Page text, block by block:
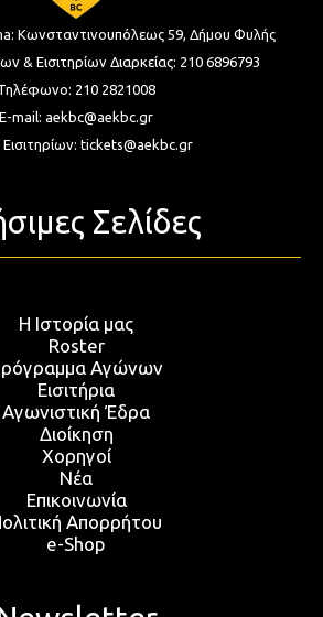
Κωνσταντινουπόλεως 59, Δήμου Φυλής
& Εισιτηρίων Διαρκείας: 210 6896793
210 2821008
E-mail: aekbc@aekbc.gr
tickets@aekbc.gr
Σελίδες
Η Ιστορία μας
Roster
Αγώνων
Εισιτήρια
Αγωνιστική Έδρα
Διοίκηση
Χορηγοί
Νέα
Επικοινωνία
Απορρήτου
e-Shop